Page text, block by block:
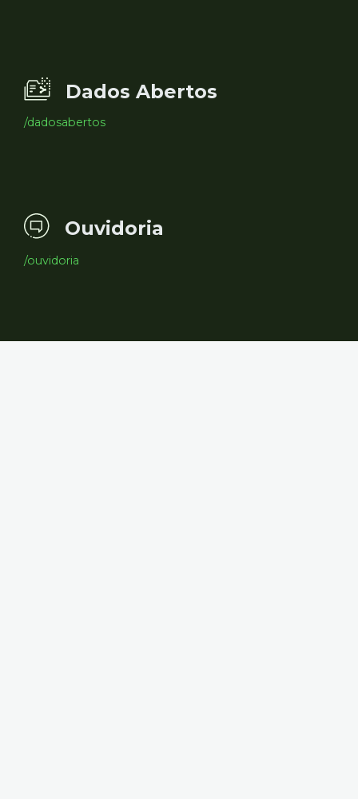
Dados Abertos
/dadosabertos
Ouvidoria
/ouvidoria